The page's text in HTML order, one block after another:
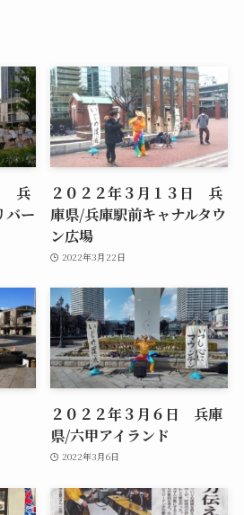
兵
バー
２０２２年３月１３日 兵
庫県/兵庫駅前キャナルタウ
ン広場
2022年3月22日
２０２２年３月６日 兵庫
県/六甲アイランド
2022年3月6日